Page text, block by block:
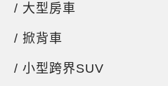
/ 大型房車
/ 掀背車
/ 小型跨界SUV